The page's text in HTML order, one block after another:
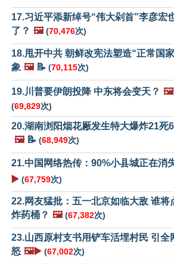
17.习近平添新绰号“伟大剁首”李彦宏
了？ 🖼️ (70,476次)
18.甩开中共 朝鲜改宪法塑造“正常国
象 🖼️📝 (70,115次)
19.川普要伊朗投降 中东将会变天？
(69,829次)
20.湖南浏阳烟花厰发生特大爆炸21死
🖼️📝 (68,949次)
21.中国网络热传：90%小县城正在消
▶️ (67,759次)
22.网友猛批：五一北京如临大敌 谁将
炸药桶？ 🖼️ (67,382次)
23.山西原村支书用铲车活埋村民 引全
怒 🖼️▶️ (67,002次)